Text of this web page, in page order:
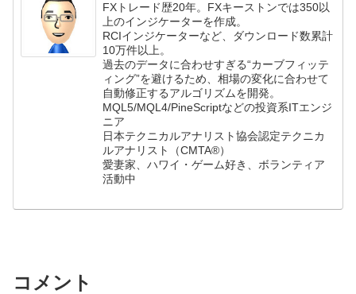
FXトレード歴20年。FXキーストンでは350以
上のインジケーターを作成。
RCIインジケーターなど、ダウンロード数累計
10万件以上。
過去のデータに合わせすぎる“カーブフィッテ
ィング”を避けるため、相場の変化に合わせて
自動修正するアルゴリズムを開発。
MQL5/MQL4/PineScriptなどの投資系ITエンジ
ニア
日本テクニカルアナリスト協会認定テクニカ
ルアナリスト（CMTA®）
愛妻家、ハワイ・ゲーム好き、ボランティア
活動中
コメント